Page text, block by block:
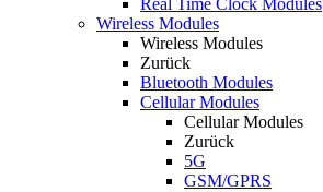
Real Time Clock Modules
Wireless Modules
Wireless Modules
Zurück
Bluetooth Modules
Cellular Modules
Cellular Modules
Zurück
5G
GSM/GPRS